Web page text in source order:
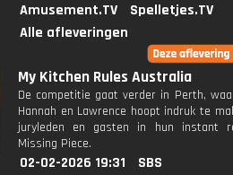
Amusement.TV
Spelletjes.TV
Alle afleveringen
My Kitchen Rules Australia
De competitie gaat verder in Perth,
Hannah en Lawrence hoopt indruk te
juryleden en gasten in hun instant
Missing Piece.
02-02-2026 19:31
SBS